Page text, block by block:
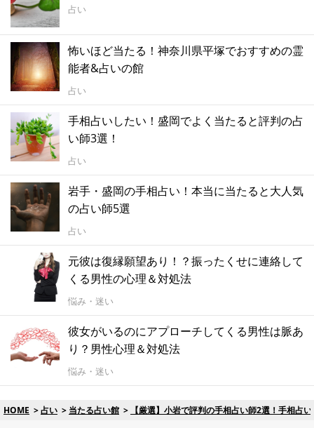
占い
怖いほど当たる！神奈川県平塚でおすすめの霊
能者&占いの館
占い
手相占いしたい！盛岡でよく当たると評判の占
い師3選！
占い
岩手・盛岡の手相占い！本当に当たると大人気
の占い師5選
占い
元彼は復縁願望あり！？振ったくせに連絡して
くる男性の心理＆対処法
悩み・迷い
彼女がいるのにアプローチしてくる男性は脈あ
り？男性心理＆対処法
悩み・迷い
HOME 占い 当たる占い館 【厳選】小岩で評判の手相占い師2選！手相占